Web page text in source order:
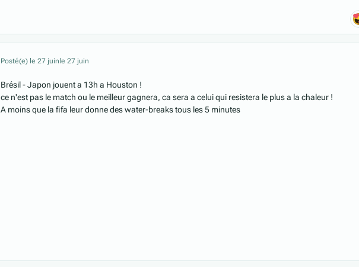
Posté(e) le 27 juinle 27 juin
Brésil - Japon jouent a 13h a Houston !
ce n'est pas le match ou le meilleur gagnera, ca sera a celui qui resistera le plus a la chaleur !
A moins que la fifa leur donne des water-breaks tous les 5 minutes